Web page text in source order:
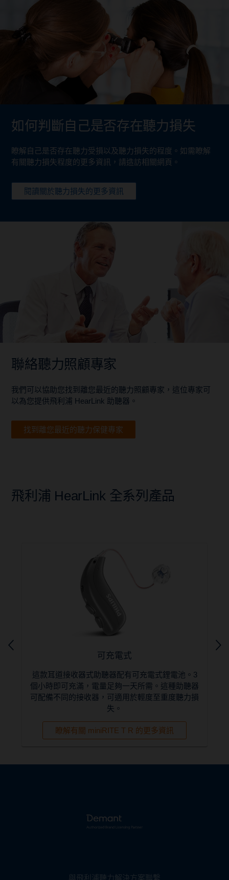
如何判斷自己是否存在聽力損失
瞭解自己是否存在聽力受損以及聽力損失的程度。如需瞭解
有關聽力損失程度的更多資訊，請造訪相關網頁。
閱讀關於聽力損失的更多資訊
聯絡聽力照顧專家
我們可以協助您找到離您最近的聽力照顧專家，這位專家可
以為您提供飛利浦 HearLink 助聽器。
找到離您最近的聽力保健專家
飛利浦 HearLink 全系列產品
可充電式
這款耳道接收器式助聽器配有可充電式鋰電池。3
個小時即可充滿，電量足夠一天所需。這種助聽器
可配備不同的接收器，可適用於輕度至重度聽力損
失。
瞭解有關 miniRITE T R 的更多資訊
與飛利浦聽力解決方案聯繫